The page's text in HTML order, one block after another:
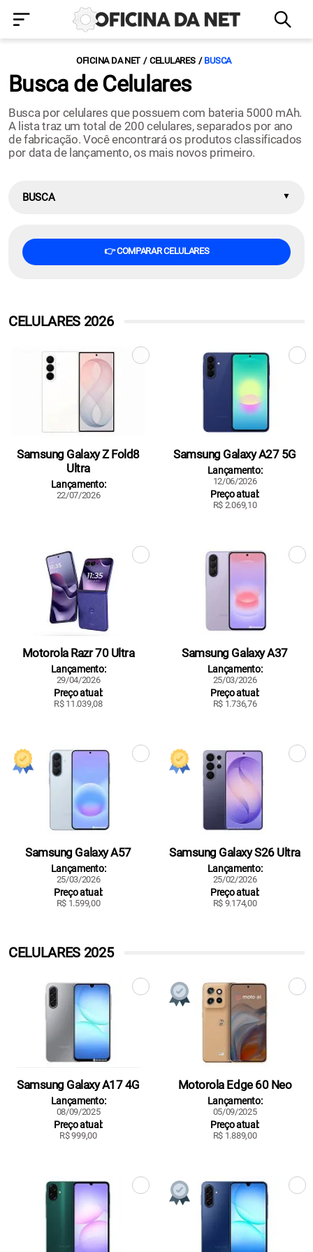
OFICINA DA NET CELULARES BUSCA
Busca de Celulares
Busca por celulares que possuem com bateria 5000 mAh.
A lista traz um total de 200 celulares, separados por ano
de fabricação. Você encontrará os produtos classificados
por data de lançamento, os mais novos primeiro.
BUSCA
👉 COMPARAR CELULARES
CELULARES 2026
Samsung Galaxy Z Fold8
Ultra
Lançamento:
22/07/2026
Samsung Galaxy A27 5G
Lançamento:
12/06/2026
Preço atual:
R$ 2.069,10
Motorola Razr 70 Ultra
Lançamento:
29/04/2026
Preço atual:
R$ 11.039,08
Samsung Galaxy A37
Lançamento:
25/03/2026
Preço atual:
R$ 1.736,76
Samsung Galaxy A57
Lançamento:
25/03/2026
Preço atual:
R$ 1.599,00
Samsung Galaxy S26 Ultra
Lançamento:
25/02/2026
Preço atual:
R$ 9.174,00
CELULARES 2025
Samsung Galaxy A17 4G
Lançamento:
08/09/2025
Preço atual:
R$ 999,00
Motorola Edge 60 Neo
Lançamento:
05/09/2025
Preço atual:
R$ 1.889,00